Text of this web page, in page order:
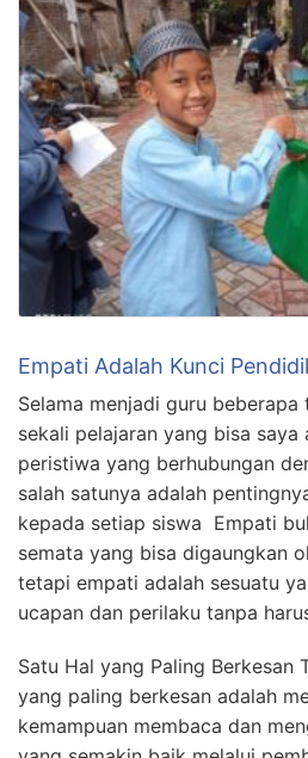
Empati Adalah Kunci
Selama menjadi guru
sekali pelajaran yang bisa
peristiwa yang berhubungan
salah satunya adalah
kepada setiap siswa Empati
semata yang bisa digaungkan
tetapi empati adalah sesuatu
ucapan dan perilaku tanpa
Satu Hal yang Paling Berkesan
yang paling berkesan adalah
kemampuan membaca dan